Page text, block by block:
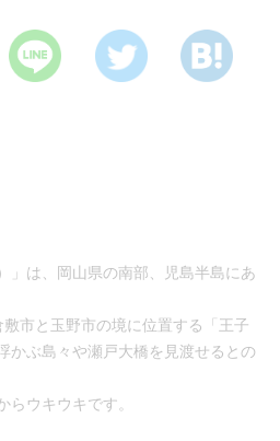
」は、岡山県の南部、児島半島にあ
市と玉野市の境に位置する「王子
かぶ島々や瀬戸大橋を見渡せるとの
らウキウキです。